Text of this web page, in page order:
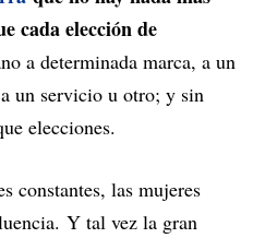
cada elección de
a determinada marca, a un
un servicio u otro; y sin
elecciones.
constantes, las mujeres
Y tal vez la gran